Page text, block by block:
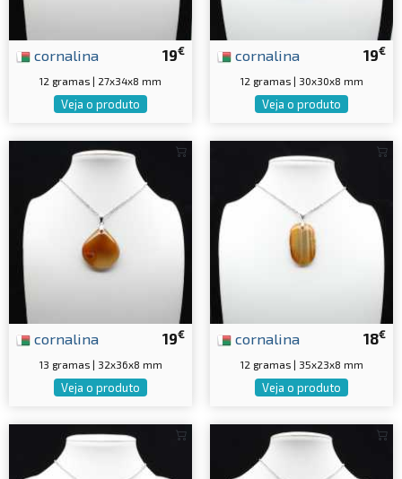
19€
cornalina
12 gramas | 27x34x8 mm
Veja o produto
19€
cornalina
12 gramas | 30x30x8 mm
Veja o produto
19€
cornalina
13 gramas | 32x36x8 mm
Veja o produto
18€
cornalina
12 gramas | 35x23x8 mm
Veja o produto